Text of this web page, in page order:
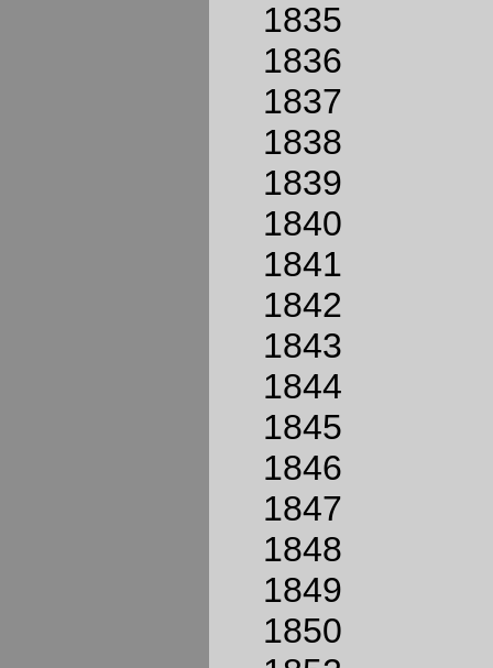
1835
1836
1837
1838
1839
1840
1841
1842
1843
1844
1845
1846
1847
1848
1849
1850